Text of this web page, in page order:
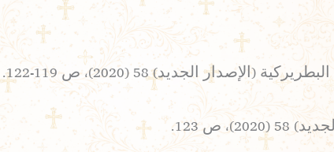
الجديد) 58 (2020)، ص 119-122.
ص 123.